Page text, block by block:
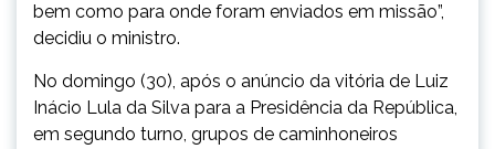
bem como para onde foram enviados em missão”,
decidiu o ministro.
No domingo (30), após o anúncio da vitória de Luiz
Inácio Lula da Silva para a Presidência da República,
em segundo turno, grupos de caminhoneiros